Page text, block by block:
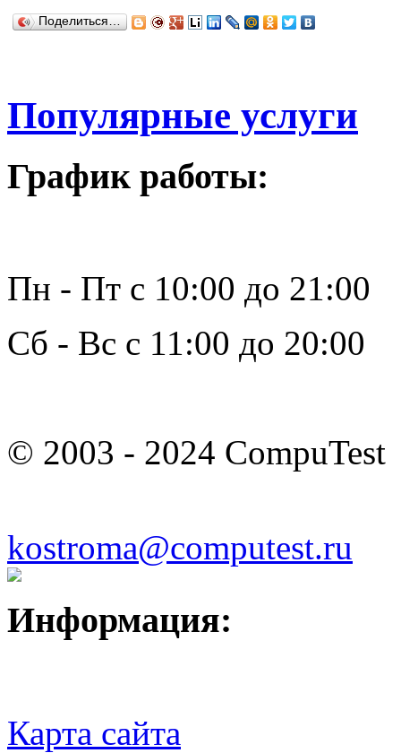
Поделиться…
Популярные услуги
График работы:
Пн - Пт с 10:00 до 21:00
Сб - Вс с 11:00 до 20:00
© 2003 - 2024 CompuTest
kostroma@computest.ru
Информация:
Карта сайта